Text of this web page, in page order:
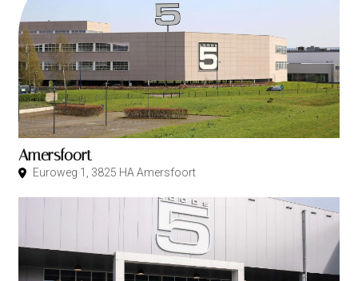
Amersfoort
Euroweg 1, 3825 HA Amersfoort